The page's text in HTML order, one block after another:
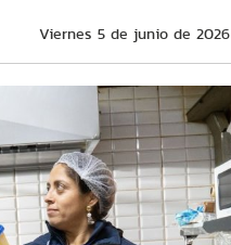
Viernes 5 de junio de 2026